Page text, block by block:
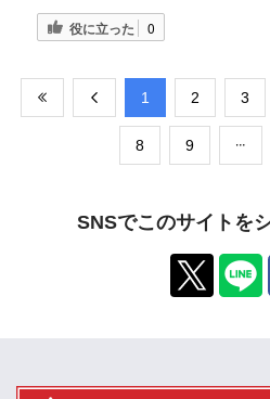
役に立った 0
​1 ​2 ​3
​8 ​9
SNSでこのサイトを